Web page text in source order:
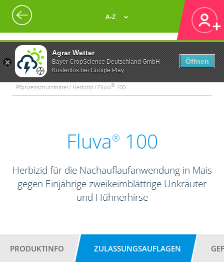
Agrar Wetter
Bayer CropScience Deutschland GmbH
Kostenlos bei Google Play
Öffnen
A-Z
Pflanzenschutzmittel / Herbizid / Fluva® 100
Fluva® 100
Herbizid für die Nachauflaufanwendung in Mais
gegen Einjährige zweikeimblättrige Unkräuter
und Hühnerhirse
PRODUKTINFO ZULASSUNGSAUFLAGEN